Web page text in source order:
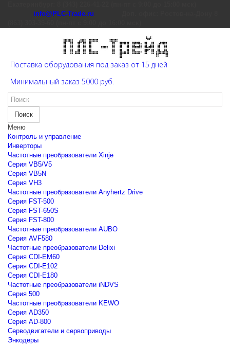
info@PLC-Trade.ru
Поставка оборудования под заказ от 15 дней
Минимальный заказ 5000 руб.
Поиск
Меню
Контроль и управление
Инверторы
Частотные преобразователи Xinje
Cерия VB5/V5
Cерия VB5N
Cерия VH3
Частотные преобразователи Anyhertz Drive
Серия FST-500
Серия FST-650S
Серия FST-800
Частотные преобразователи AUBO
Серия AVF580
Частотные преобразователи Delixi
Серия CDI-EM60
Серия CDI-E102
Серия CDI-E180
Частотные преобразователи iNDVS
Серия 500
Частотные преобразователи KEWO
Серия AD350
Серия AD-800
Серводвигатели и сервоприводы
Энкодеры